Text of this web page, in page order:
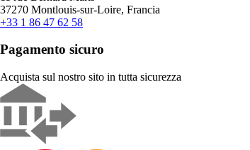
37270 Montlouis-sur-Loire, Francia
+33 1 86 47 62 58
Pagamento sicuro
Acquista sul nostro sito in tutta sicurezza